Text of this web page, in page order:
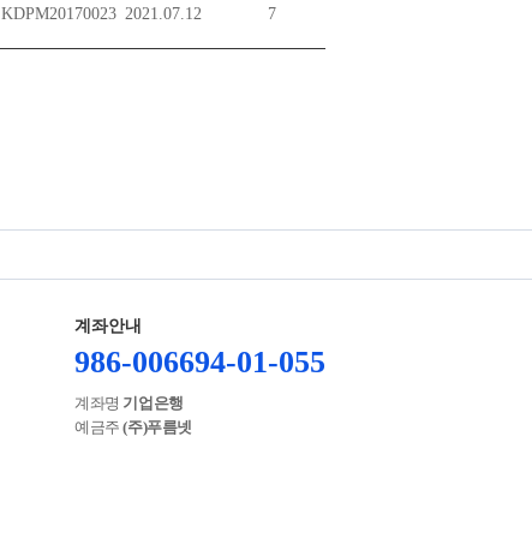
KDPM20170023 2021.07.12 7
계좌안내
986-006694-01-055
계좌명 기업은행
예금주(주)푸름넷